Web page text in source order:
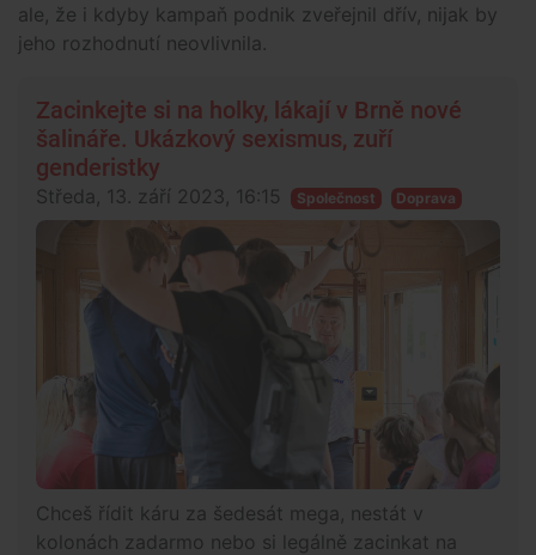
ale, že i kdyby kampaň podnik zveřejnil dřív, nijak by
jeho rozhodnutí neovlivnila.
Zacinkejte si na holky, lákají v Brně nové
šalináře. Ukázkový sexismus, zuří
genderistky
Středa, 13. září 2023, 16:15 Společnost Doprava
Chceš řídit káru za šedesát mega, nestát v
kolonách zadarmo nebo si legálně zacinkat na